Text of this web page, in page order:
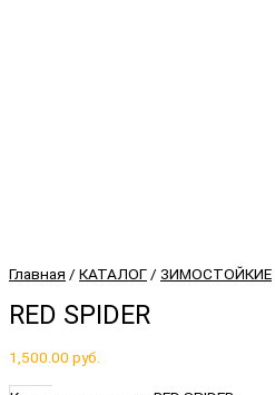
Главная / КАТАЛОГ / ЗИМОСТОЙКИЕ
RED SPIDER
1,500.00 руб.